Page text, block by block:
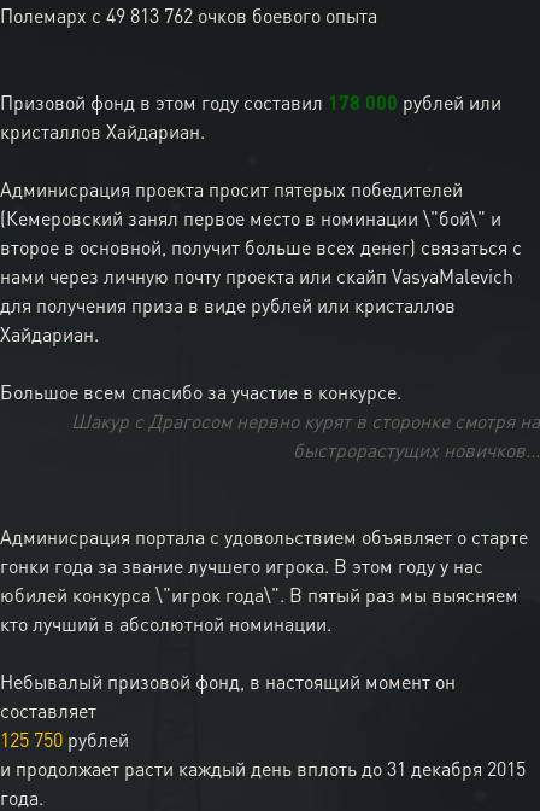
Полемарх с 49 813 762 очков боевого опыта
Призовой фонд в этом году составил 178 000 рублей или
кристаллов Хайдариан.
Админисрация проекта просит пятерых победителей
(Кемеровский занял первое место в номинации \"бой\" и
второе в основной, получит больше всех денег) связаться с
нами через личную почту проекта или скайп VasyaMalevich
для получения приза в виде рублей или кристаллов
Хайдариан.
Большое всем спасибо за участие в конкурсе.
Шакур с Драгосом нервно курят в сторонке смотря на
быстрорастущих новичков...
Админисрация портала с удовольствием объявляет о старте
гонки года за звание лучшего игрока. В этом году у нас
юбилей конкурса \"игрок года\". В пятый раз мы выясняем
кто лучший в абсолютной номинации.
Небывалый призовой фонд, в настоящий момент он
составляет
125 750 рублей
и продолжает расти каждый день вплоть до 31 декабря 2015
года.